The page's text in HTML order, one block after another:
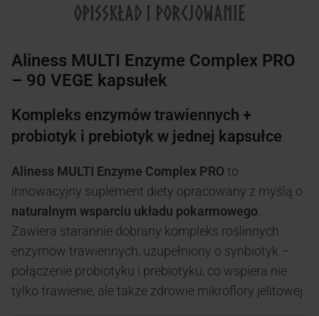
OPISSKŁAD I PORCJOWANIE
Aliness MULTI Enzyme Complex PRO
– 90 VEGE kapsułek
Kompleks enzymów trawiennych +
probiotyk i prebiotyk w jednej kapsułce
Aliness MULTI Enzyme Complex PROto
innowacyjny suplement diety opracowany z myślą o
naturalnym wsparciu układu pokarmowego
Zawiera starannie dobrany kompleks roślinnych
enzymów trawiennych, uzupełniony o synbiotyk –
połączenie probiotyku i prebiotyku, co wspiera nie
tylko trawienie, ale także zdrowie mikroflory jelitowej.